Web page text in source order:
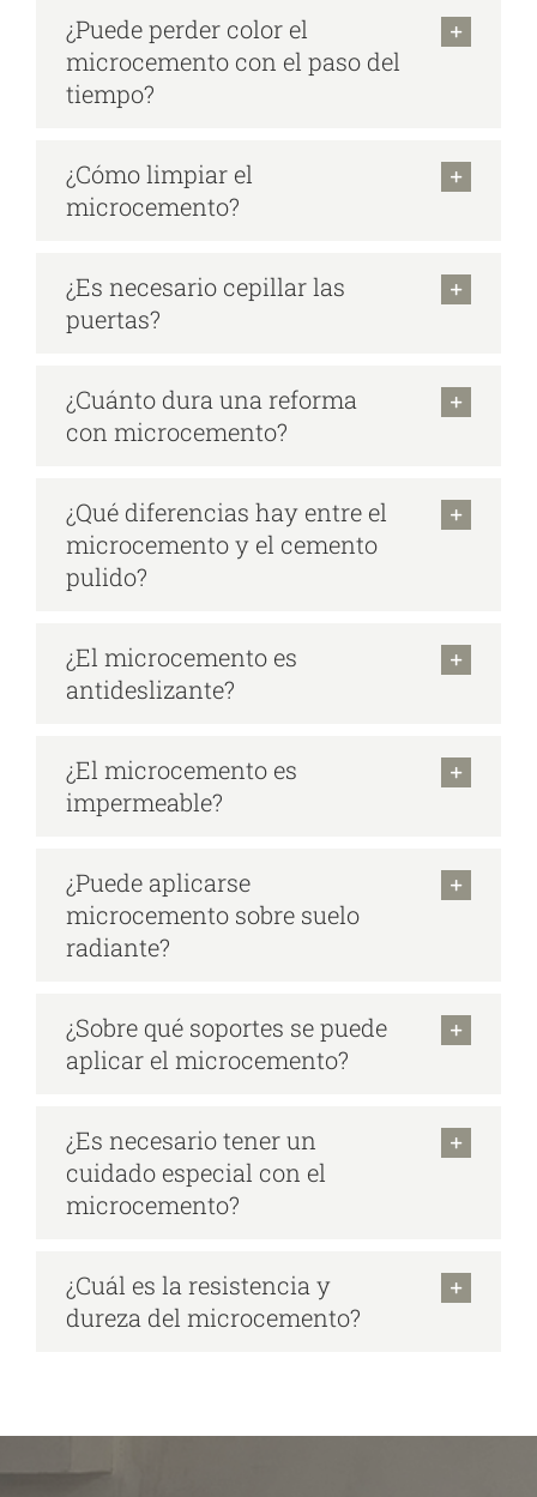
¿Puede perder color el
microcemento con el paso del
tiempo?
¿Cómo limpiar el
microcemento?
¿Es necesario cepillar las
puertas?
¿Cuánto dura una reforma
con microcemento?
¿Qué diferencias hay entre el
microcemento y el cemento
pulido?
¿El microcemento es
antideslizante?
¿El microcemento es
impermeable?
¿Puede aplicarse
microcemento sobre suelo
radiante?
¿Sobre qué soportes se puede
aplicar el microcemento?
¿Es necesario tener un
cuidado especial con el
microcemento?
¿Cuál es la resistencia y
dureza del microcemento?